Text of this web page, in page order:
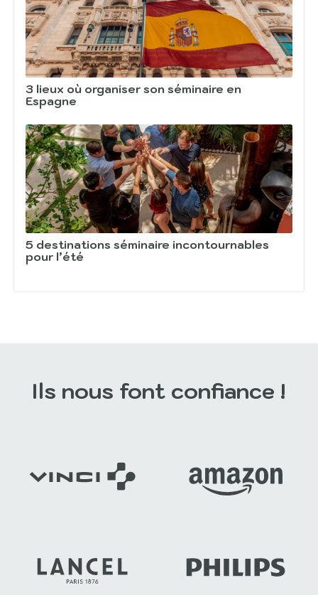
3 lieux où organiser son séminaire en
Espagne
5 destinations séminaire incontournables
pour l’été
Ils nous font confiance !